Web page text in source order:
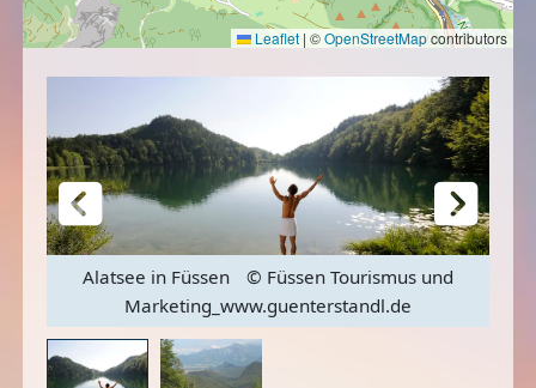
Leaflet | ©OpenStreetMapcontributors
Alatsee in Füssen
© Füssen Tourismus und
Marketing_www.guenterstandl.de